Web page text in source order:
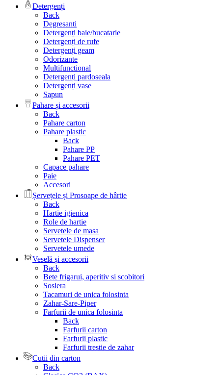
Detergenți
Back
Degresanti
Detergenți baie/bucatarie
Detergenți de rufe
Detergenți geam
Odorizante
Multifunctional
Detergenți pardoseala
Detergenți vase
Sapun
Pahare și accesorii
Back
Pahare carton
Pahare plastic
Back
Pahare PP
Pahare PET
Capace pahare
Paie
Accesori
Șervețele și Prosoape de hârtie
Back
Hartie igienica
Role de hartie
Servetele de masa
Servetele Dispenser
Servetele umede
Veselă și accesorii
Back
Bete frigarui, aperitiv si scobitori
Sosiera
Tacamuri de unica folosinta
Zahar-Sare-Piper
Farfurii de unica folosinta
Back
Farfurii carton
Farfurii plastic
Farfurii trestie de zahar
Cutii din carton
Back